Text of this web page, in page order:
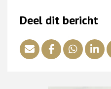
Deel dit bericht